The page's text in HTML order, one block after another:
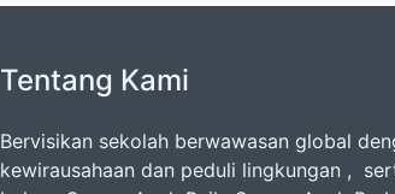
Tentang Kami
Bervisikan sekolah berwawasan global
kewirausahaan dan peduli lingkungan ,